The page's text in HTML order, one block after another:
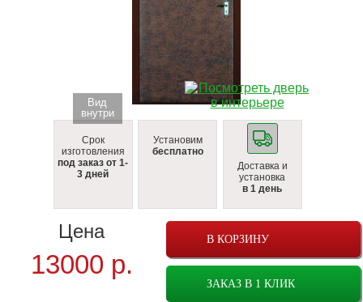
Вид
внутри
Срок
изготовления
под заказ от 1-
3 дней
Установим
бесплатно
Доставка и
установка
в 1 день
В КОРЗИНУ
ЗАКАЗ В 1 КЛИК
Цена
13000 р.